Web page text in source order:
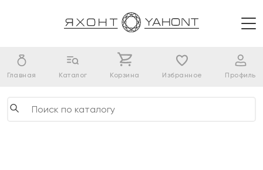
Главная Каталог Корзина Избранное Профиль